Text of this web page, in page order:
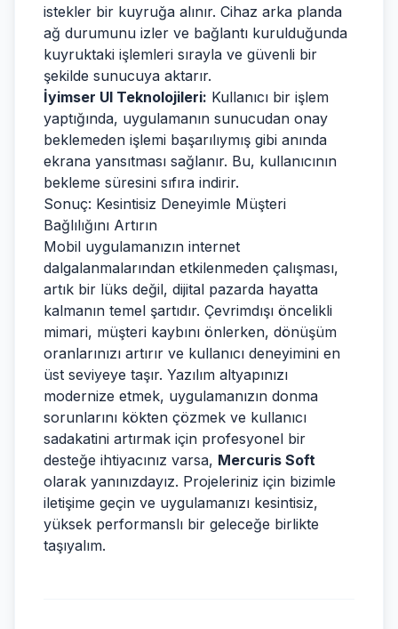
istekler bir kuyruğa alınır. Cihaz arka planda
ağ durumunu izler ve bağlantı kurulduğunda
kuyruktaki işlemleri sırayla ve güvenli bir
şekilde sunucuya aktarır.
İyimser UI Teknolojileri: Kullanıcı bir işlem
yaptığında, uygulamanın sunucudan onay
beklemeden işlemi başarılıymış gibi anında
ekrana yansıtması sağlanır. Bu, kullanıcının
bekleme süresini sıfıra indirir.
Sonuç: Kesintisiz Deneyimle Müşteri
Bağlılığını Artırın
Mobil uygulamanızın internet
dalgalanmalarından etkilenmeden çalışması,
artık bir lüks değil, dijital pazarda hayatta
kalmanın temel şartıdır. Çevrimdışı öncelikli
mimari, müşteri kaybını önlerken, dönüşüm
oranlarınızı artırır ve kullanıcı deneyimini en
üst seviyeye taşır. Yazılım altyapınızı
modernize etmek, uygulamanızın donma
sorunlarını kökten çözmek ve kullanıcı
sadakatini artırmak için profesyonel bir
desteğe ihtiyacınız varsa, Mercuris Soft
olarak yanınızdayız. Projeleriniz için bizimle
iletişime geçin ve uygulamanızı kesintisiz,
yüksek performanslı bir geleceğe birlikte
taşıyalım.